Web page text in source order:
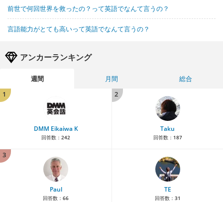
前世で何回世界を救ったの？って英語でなんて言うの？
言語能力がとても高いって英語でなんて言うの？
アンカーランキング
週間 月間
総合
1
DMM Eikaiwa K
回答数： 242
2
Taku
回答数： 187
3
Paul
回答数： 66
TE
回答数： 31